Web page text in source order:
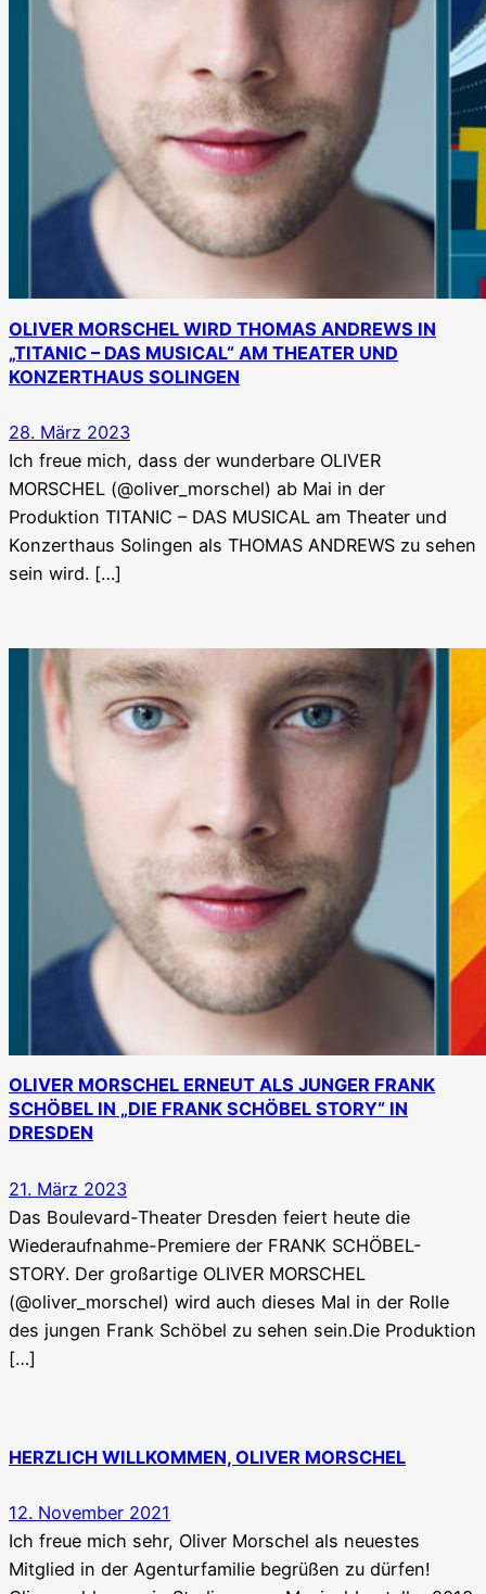
OLIVER MORSCHEL WIRD THOMAS ANDREWS IN
„TITANIC – DAS MUSICAL“ AM THEATER UND
KONZERTHAUS SOLINGEN
28. März 2023
Ich freue mich, dass der wunderbare OLIVER
MORSCHEL (@oliver_morschel) ab Mai in der
Produktion TITANIC – DAS MUSICAL am Theater und
Konzerthaus Solingen als THOMAS ANDREWS zu sehen
sein wird. […]
OLIVER MORSCHEL ERNEUT ALS JUNGER FRANK
SCHÖBEL IN „DIE FRANK SCHÖBEL STORY“ IN
DRESDEN
21. März 2023
Das Boulevard-Theater Dresden feiert heute die
Wiederaufnahme-Premiere der FRANK SCHÖBEL-
STORY. Der großartige OLIVER MORSCHEL
(@oliver_morschel) wird auch dieses Mal in der Rolle
des jungen Frank Schöbel zu sehen sein.Die Produktion
[…]
HERZLICH WILLKOMMEN, OLIVER MORSCHEL
12. November 2021
Ich freue mich sehr, Oliver Morschel als neuestes
Mitglied in der Agenturfamilie begrüßen zu dürfen!